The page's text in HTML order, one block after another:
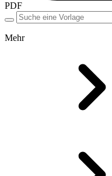
PDF
Mehr